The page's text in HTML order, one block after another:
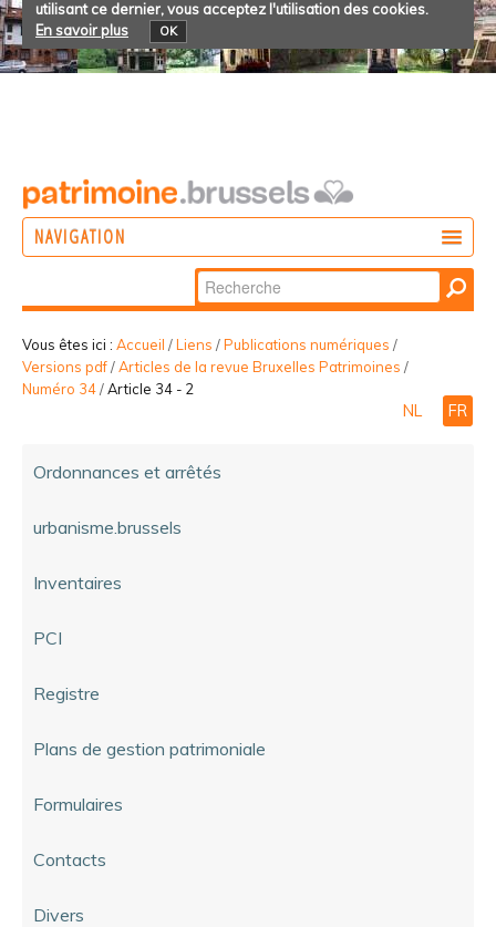
utilisant ce dernier, vous acceptez l'utilisation des cookies.
En savoir plus
OK
NAVIGATION
PARTICIPER
Chercher par
Recherche
avancée…
Vous êtes ici : Accueil /Liens /Publications numériques /
Versions pdf/Articles de la revue Bruxelles Patrimoines /
Numéro 34/Article 34 - 2
NL FR
Ordonnances et arrêtés
urbanisme.brussels
Inventaires
PCI
Registre
Plans de gestion patrimoniale
Formulaires
Contacts
Divers